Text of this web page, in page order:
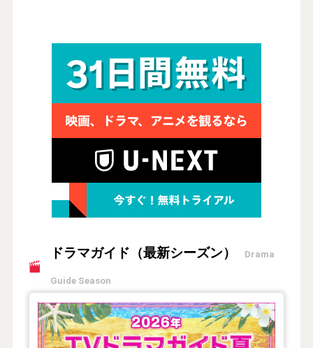
ドラマガイド（最新シーズン） Drama
Guide Season
【2026年夏】TVドラマガイド